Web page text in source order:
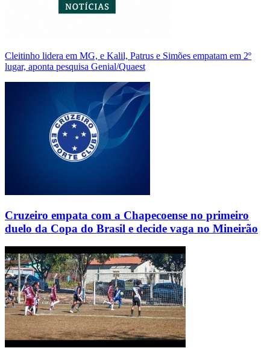
Cleitinho lidera em MG, e Kalil, Patrus e Simões empatam em 2º
lugar, aponta pesquisa Genial/Quaest
Cruzeiro empata com a Chapecoense no primeiro
duelo da Copa do Brasil e decide vaga no Mineirão